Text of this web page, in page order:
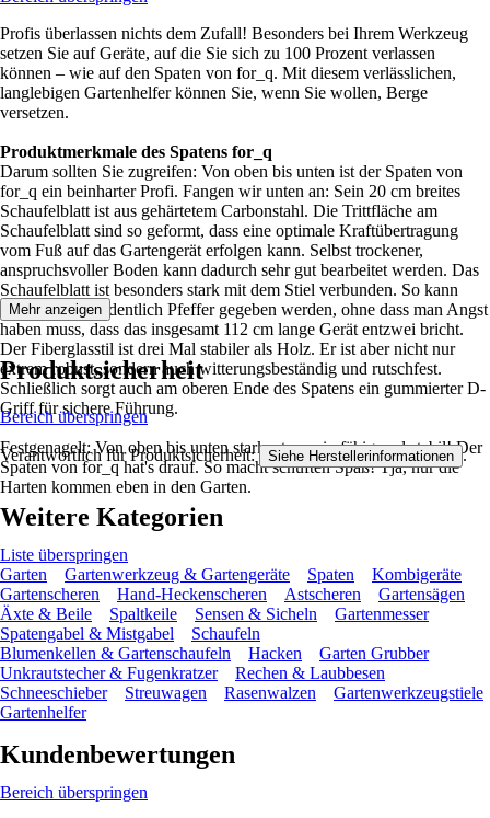
Profis überlassen nichts dem Zufall! Besonders bei Ihrem Werkzeug
setzen Sie auf Geräte, auf die Sie sich zu 100 Prozent verlassen
können – wie auf den Spaten von for_q. Mit diesem verlässlichen,
langlebigen Gartenhelfer können Sie, wenn Sie wollen, Berge
versetzen.
Produktmerkmale des Spatens for_q
Darum sollten Sie zugreifen: Von oben bis unten ist der Spaten von
for_q ein beinharter Profi. Fangen wir unten an: Sein 20 cm breites
Schaufelblatt ist aus gehärtetem Carbonstahl. Die Trittfläche am
Schaufelblatt sind so geformt, dass eine optimale Kraftübertragung
vom Fuß auf das Gartengerät erfolgen kann. Selbst trockener,
anspruchsvoller Boden kann dadurch sehr gut bearbeitet werden. Das
Schaufelblatt ist besonders stark mit dem Stiel verbunden. So kann
beim Graben ordentlich Pfeffer gegeben werden, ohne dass man Angst
haben muss, dass das insgesamt 112 cm lange Gerät entzwei bricht.
Der Fiberglasstil ist drei Mal stabiler als Holz. Er ist aber nicht nur
extrem robust, sondern auch witterungsbeständig und rutschfest.
Schließlich sorgt auch am oberen Ende des Spatens ein gummierter D-
Griff für sichere Führung.
Festgenagelt: Von oben bis unten stark, strapazierfähig und stabil! Der
Spaten von for_q hat's drauf. So macht schuften Spaß! Tja, nur die
Harten kommen eben in den Garten.
Mehr anzeigen
Produktsicherheit
Bereich überspringen
Verantwortlich für Produktsicherheit: Siehe Herstellerinformationen .
Weitere Kategorien
Liste überspringen
Garten
Gartenwerkzeug & Gartengeräte Spaten
Kombigeräte
Gartenscheren
Hand-Heckenscheren Astscheren
Gartensägen
Äxte & Beile
Spaltkeile Sensen & Sicheln
Gartenmesser
Spatengabel & Mistgabel
Schaufeln
Blumenkellen & Gartenschaufeln
Hacken
Garten Grubber
Unkrautstecher & Fugenkratzer
Rechen & Laubbesen
Schneeschieber
Streuwagen Rasenwalzen
Gartenwerkzeugstiele
Gartenhelfer
Kundenbewertungen
Bereich überspringen